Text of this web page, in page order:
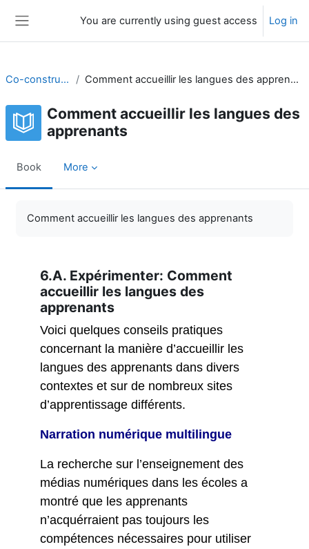
You are currently using guest access Log in
Co-construire Comment accueillir les langues des apprenants
Comment accueillir les langues des
apprenants
Book More
Comment accueillir les langues des apprenants
6.A. Expérimenter: Comment
accueillir les langues des
apprenants
Voici quelques conseils pratiques
concernant la manière d’accueillir les
langues des apprenants dans divers
contextes et sur de nombreux sites
d’apprentissage différents.
Narration numérique multilingue
La recherche sur l’enseignement des
médias numériques dans les écoles a
montré que les apprenants
n’acquérraient pas toujours les
compétences nécessaires pour utiliser